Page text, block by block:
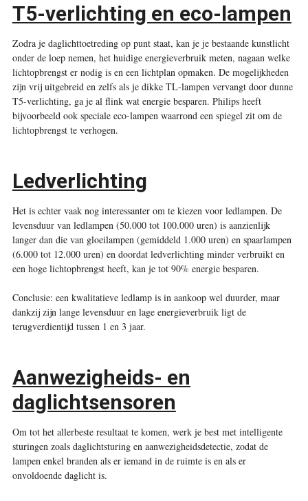
T5-verlichting en eco-lampen
Zodra je daglichttoetreding op punt staat, kan je je bestaande kunstlicht
onder de loep nemen, het huidige energieverbruik meten, nagaan welke
lichtopbrengst er nodig is en een lichtplan opmaken. De mogelijk­heden
zijn vrij uitgebreid en zelfs als je dikke TL-lampen vervangt door dunne
T5-verlichting, ga je al flink wat energie besparen. Philips heeft
bijvoorbeeld ook speciale eco-lampen waarrond een spiegel zit om de
lichtopbrengst te verhogen.
Ledverlichting
Het is echter vaak nog interessanter om te kiezen voor ledlampen. De
levensduur van ledlampen (50.000 tot 100.000 uren) is aanzienlijk
langer dan die van gloeilampen (gemiddeld 1.000 uren) en spaarlampen
(6.000 tot 12.000 uren) en doordat ledverlichting minder verbruikt en
een hoge lichtopbrengst heeft, kan je tot 90% energie besparen.
Conclusie: een kwalitatieve ledlamp is in aankoop wel duurder, maar
dankzij zijn lange levensduur en lage energie­verbruik ligt de
terugverdientijd tussen 1 en 3 jaar.
Aanwezigheids- en
daglichtsensoren
Om tot het allerbeste resultaat te komen, werk je best met intelligente
sturingen zoals daglichtsturing en aanwezigheidsdetectie, zodat de
lampen enkel branden als er iemand in de ruimte is en als er
onvoldoende daglicht is.